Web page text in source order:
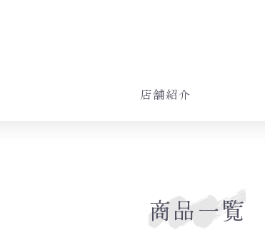
店舗紹介
商品一覧